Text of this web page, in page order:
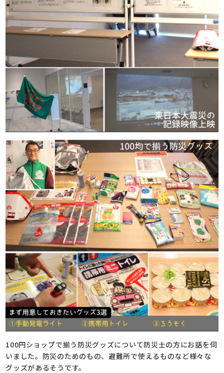
100円ショップで揃う防災グッズについて防災士の方にお話を伺
いました。防災のためのもの、避難所で使えるものなど様々な
グッズがあるそうです。